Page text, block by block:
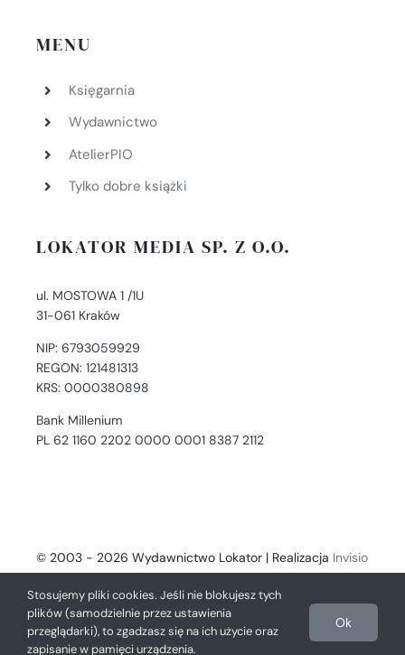
MENU
Księgarnia
Wydawnictwo
AtelierPIO
Tylko dobre książki
LOKATOR MEDIA SP. Z O.O.
ul. MOSTOWA 1 /1U
31-061 Kraków
NIP: 6793059929
REGON: 121481313
KRS: 0000380898
Bank Millenium
PL 62 1160 2202 0000 0001 8387 2112
© 2003 - 2026 Wydawnictwo Lokator | Realizacja Invisio
- Digital Solutions
Stosujemy pliki cookies. Jeśli nie blokujesz tych
plików (samodzielnie przez ustawienia
przeglądarki), to zgadzasz się na ich użycie oraz
zapisanie w pamięci urządzenia.
Ok